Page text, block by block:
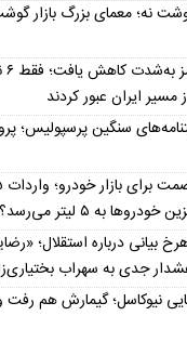
نه؛ معمای بزرگ بازار
ایران عبور کردند
سنگین پرسپولیس؛
جدی به سهراب